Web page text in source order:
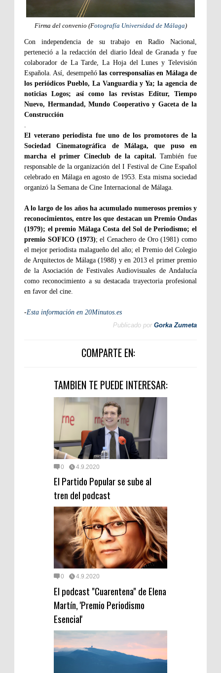
Firma del convenio (Fotografía Universidad de Málaga)
Con independencia de su trabajo en Radio Nacional,
perteneció a la redacción del diario Ideal de Granada y fue
colaborador de La Tarde, La Hoja del Lunes y Televisión
Española. Así, desempeñólas corresponsalías en Málaga de
los periódicos Pueblo, La Vanguardia y Ya; la agencia de
noticias Logos; así como las revistas Editur, Tiempo
Nuevo, Hermandad, Mundo Cooperativo y Gaceta de la
Construcción
.
El veterano periodista fue uno de los promotores de la
Sociedad Cinematográfica de Málaga, que puso en
marcha el primer Cineclub de la capital.También fue
responsable de la organización del I Festival de Cine Español
celebrado en Málaga en agosto de 1953. Esta misma sociedad
organizó la Semana de Cine Internacional de Málaga.
A lo largo de los años ha acumulado numerosos premios y
reconocimientos, entre los que destacan un Premio Ondas
(1979); el premio Málaga Costa del Sol de Periodismo; el
premio SOFICO (1973); el Cenachero de Oro (1981) como
el mejor periodista malagueño del año; el Premio del Colegio
de Arquitectos de Málaga (1988) y en 2013 el primer premio
de la Asociación de Festivales Audiovisuales de Andalucía
como reconocimiento a su destacada trayectoria profesional
en favor del cine.
-Esta información en 20Minutos.es
Publicado por Gorka Zumeta
COMPARTE EN:
TAMBIEN TE PUEDE INTERESAR:
0 4.9.2020
El Partido Popular se sube al
tren del podcast
0 4.9.2020
El podcast "Cuarentena" de Elena
Martín, 'Premio Periodismo
Esencial'